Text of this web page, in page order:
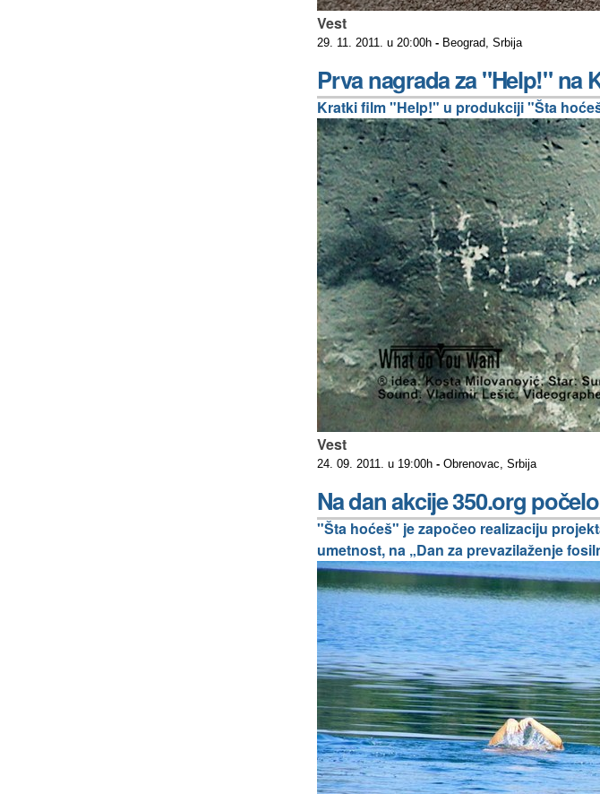
Vest
29. 11. 2011. u 20:00h - Beograd, Srbija
Prva nagrada za "Help!" na
Kratki film "Help!" u produkciji "Šta
Vest
24. 09. 2011. u 19:00h -Obrenovac, Srbija
Na dan akcije 350.org
"Šta hoćeš" je započeo realizaciju
umetnost, na „Dan za prevazilaženje